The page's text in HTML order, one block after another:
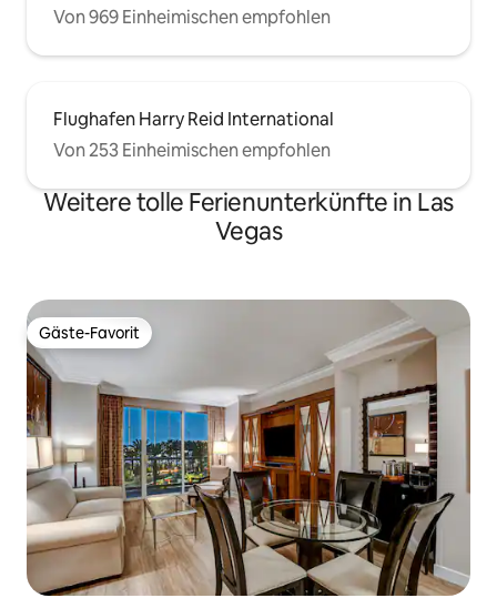
Von 969 Einheimischen empfohlen
Flughafen Harry Reid International
Von 253 Einheimischen empfohlen
Weitere tolle Ferienunterkünfte in Las
Vegas
Gäste-Favorit
Gäste-Favorit